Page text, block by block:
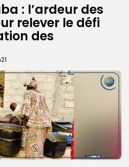
: l’ardeur des
relever le défi
des